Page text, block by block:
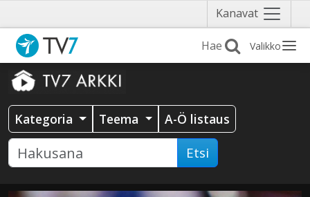
Kanavat Näytä
valikko
Valikko
Kategoria Teema A-Ö listaus
Etsi